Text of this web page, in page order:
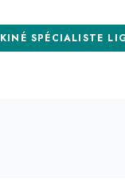
KINÉ SPÉCIALISTE